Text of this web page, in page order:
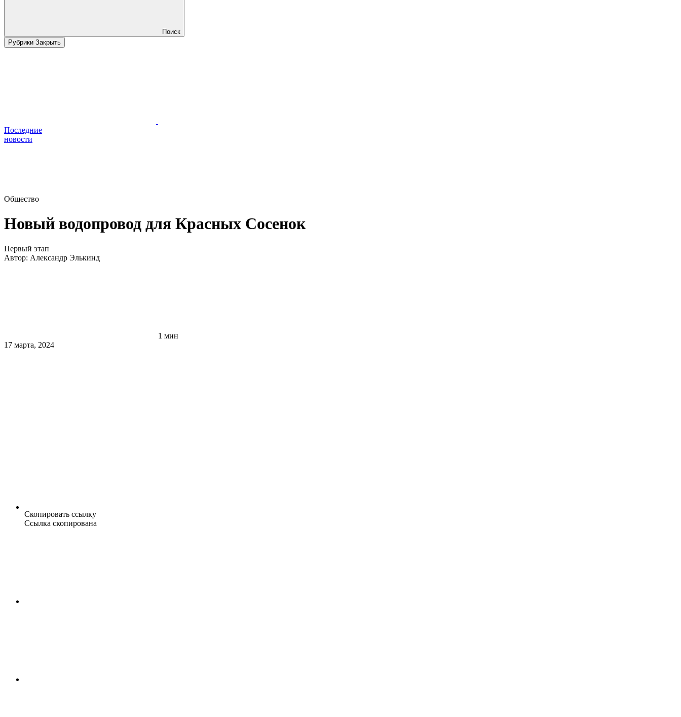
Поиск
Рубрики Закрыть
Последние
новости
Общество
Новый водопровод для Красных Сосенок
Первый этап
Автор: Александр Элькинд
1 мин
17 марта, 2024
Скопировать ссылку
Ссылка скопирована